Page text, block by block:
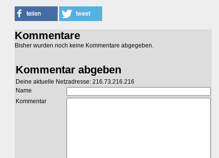
Kommentare
Bisher wurden noch keine Kommentare abgegeben.
Kommentar abgeben
Deine aktuelle Netzadresse: 216.73.216.216
Name
Kommentar